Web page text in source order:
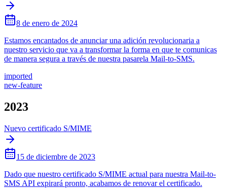
8 de enero de 2024
Estamos encantados de anunciar una adición revolucionaria a
nuestro servicio que va a transformar la forma en que te comunicas
de manera segura a través de nuestra pasarela Mail-to-SMS.
imported
new-feature
2023
Nuevo certificado S/MIME
15 de diciembre de 2023
Dado que nuestro certificado S/MIME actual para nuestra Mail-to-
SMS API expirará pronto, acabamos de renovar el certificado.